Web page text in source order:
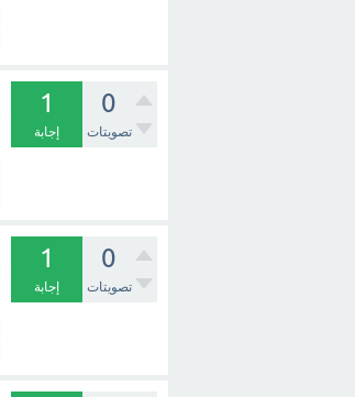
0
تصويتات
1
إجابة
0
تصويتات
1
إجابة